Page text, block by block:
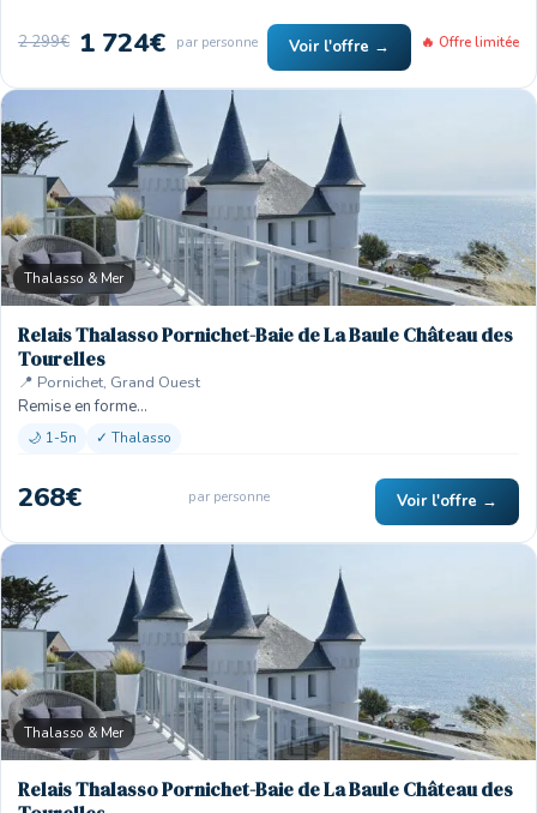
2 299€ 1 724€ par personne Voir l'offre → 🔥 Offre limitée
Thalasso & Mer
Relais Thalasso Pornichet-Baie de La Baule Château des
Tourelles
📍 Pornichet, Grand Ouest
Remise en forme…
🌙 1-5n ✓ Thalasso
268€ par personne Voir l'offre →
Thalasso & Mer
Relais Thalasso Pornichet-Baie de La Baule Château des